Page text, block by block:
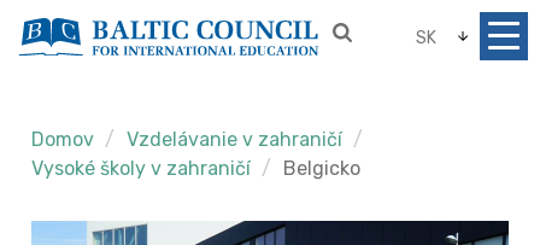
SK
Domov
Vzdelávanie v zahraničí
Vysoké školy v zahraničí
Belgicko